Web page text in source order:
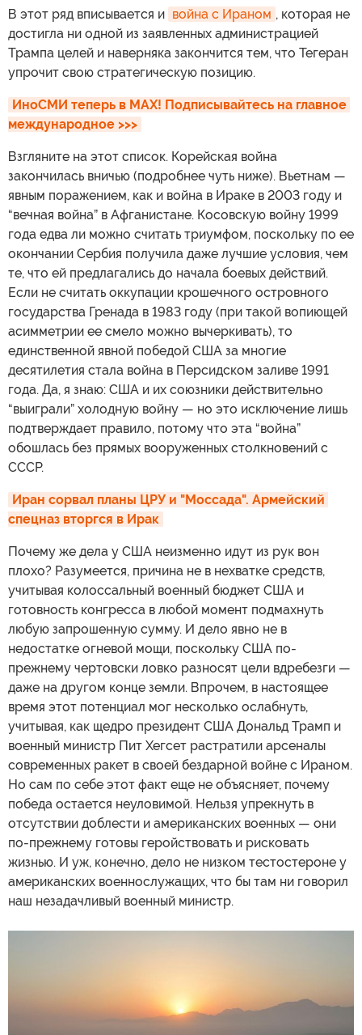
В этот ряд вписывается и война с Ираном , которая не
достигла ни одной из заявленных администрацией
Трампа целей и наверняка закончится тем, что Тегеран
упрочит свою стратегическую позицию.
ИноСМИ теперь в MAX! Подписывайтесь на главное
международное >>>
Взгляните на этот список. Корейская война
закончилась вничью (подробнее чуть ниже). Вьетнам —
явным поражением, как и война в Ираке в 2003 году и
“вечная война” в Афганистане. Косовскую войну 1999
года едва ли можно считать триумфом, поскольку по ее
окончании Сербия получила даже лучшие условия, чем
те, что ей предлагались до начала боевых действий.
Если не считать оккупации крошечного островного
государства Гренада в 1983 году (при такой вопиющей
асимметрии ее смело можно вычеркивать), то
единственной явной победой США за многие
десятилетия стала война в Персидском заливе 1991
года. Да, я знаю: США и их союзники действительно
“выиграли” холодную войну — но это исключение лишь
подтверждает правило, потому что эта “война”
обошлась без прямых вооруженных столкновений с
СССР.
Иран сорвал планы ЦРУ и "Моссада". Армейский
спецназ вторгся в Ирак
Почему же дела у США неизменно идут из рук вон
плохо? Разумеется, причина не в нехватке средств,
учитывая колоссальный военный бюджет США и
готовность конгресса в любой момент подмахнуть
любую запрошенную сумму. И дело явно не в
недостатке огневой мощи, поскольку США по-
прежнему чертовски ловко разносят цели вдребезги —
даже на другом конце земли. Впрочем, в настоящее
время этот потенциал мог несколько ослабнуть,
учитывая, как щедро президент США Дональд Трамп и
военный министр Пит Хегсет растратили арсеналы
современных ракет в своей бездарной войне с Ираном.
Но сам по себе этот факт еще не объясняет, почему
победа остается неуловимой. Нельзя упрекнуть в
отсутствии доблести и американских военных — они
по-прежнему готовы геройствовать и рисковать
жизнью. И уж, конечно, дело не низком тестостероне у
американских военнослужащих, что бы там ни говорил
наш незадачливый военный министр.